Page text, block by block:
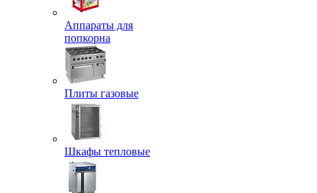
Аппараты для
попкорна
Плиты газовые
Шкафы тепловые